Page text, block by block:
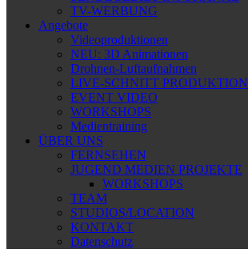
TV-WERBUNG
Angebote
Videoproduktionen
NEU: 3D Animationen
Drohnen-Luftaufnahmen
LIVE-SCHNITT PRODUKTION
EVENT VIDEO
WORKSHOPS
Medientraining
ÜBER UNS
FERNSEHEN
JUGEND MEDIEN PROJEKTE
WORKSHOPS
TEAM
STUDIOS/LOCATION
KONTAKT
Datenschutz